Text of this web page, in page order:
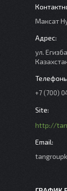
Максат
ул.
+7 (700)
http://